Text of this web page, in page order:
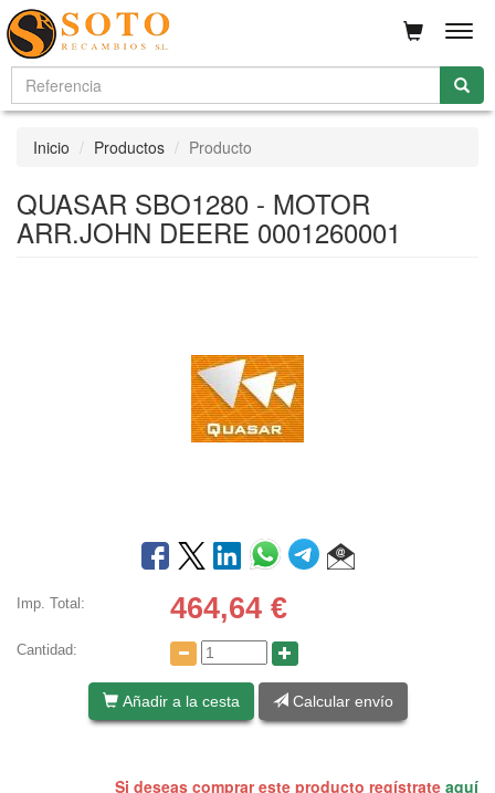
Inicio Productos Producto
QUASAR SBO1280 - MOTOR
ARR.JOHN DEERE 0001260001
Imp. Total: 464,64 €
Cantidad:
Añadir a la cesta Calcular envío
Si deseas comprar este producto regístrate aquí